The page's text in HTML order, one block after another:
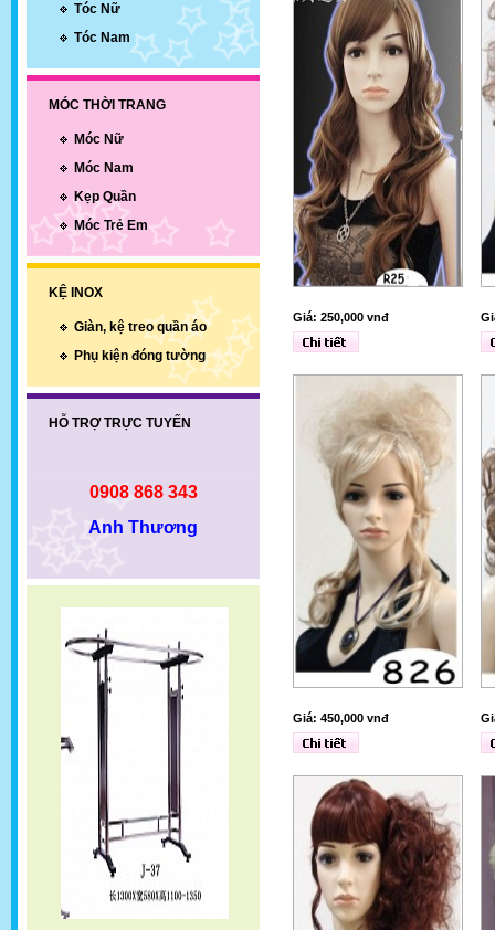
Tóc Nữ
Tóc Nam
MÓC THỜI TRANG
Móc Nữ
Móc Nam
Kẹp Quần
Móc Trẻ Em
KỆ INOX
Giàn, kệ treo quần áo
Phụ kiện đóng tường
HỖ TRỢ TRỰC TUYẾN
0908 868 343
Anh Thương
Giá: 250,000 vnđ
Giá: 450,000 vnđ